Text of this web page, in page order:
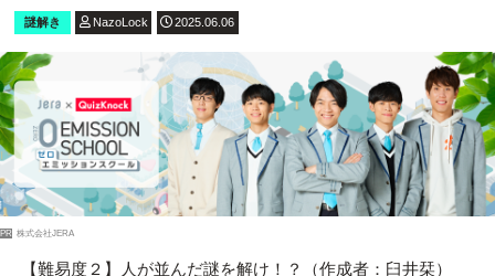
謎解き NazoLock 2025.06.06
PR 株式会社JERA
【難易度２】人が並んだ謎を解け！？（作成者：臼井栞）